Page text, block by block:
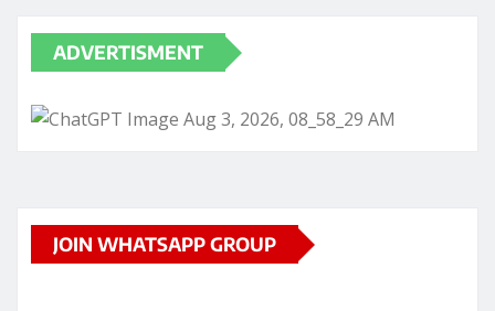
ADVERTISMENT
JOIN WHATSAPP GROUP